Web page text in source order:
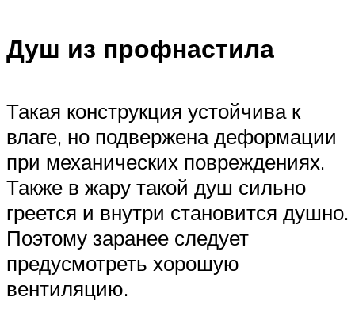
Душ из профнастила
Такая конструкция устойчива к
влаге, но подвержена деформации
при механических повреждениях.
Также в жару такой душ сильно
греется и внутри становится душно.
Поэтому заранее следует
предусмотреть хорошую
вентиляцию.